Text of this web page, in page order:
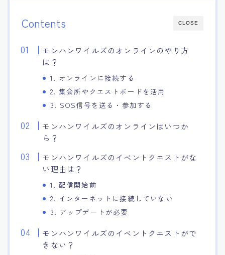
CLOSE
Contents
モンハンワイルズのオンラインのやり方
は？
1. オンラインに接続する
2. 集会所やクエストボードを活用
3. SOS信号を送る・参加する
モンハンワイルズのオンラインはいつか
ら？
モンハンワイルズのイベントクエストがな
い理由は？
1. 配信開始前
2. インターネットに接続していない
3. アップデートが必要
モンハンワイルズのイベントクエストがで
きない？